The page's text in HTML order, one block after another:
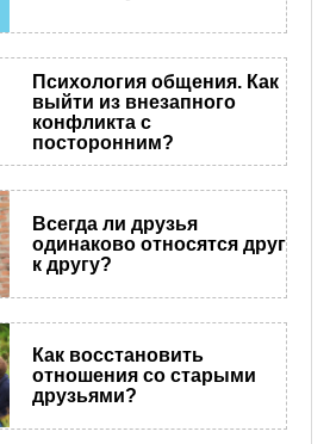
Психология общения. Как
выйти из внезапного
конфликта с
посторонним?
Всегда ли друзья
одинаково относятся друг
к другу?
Как восстановить
отношения со старыми
друзьями?